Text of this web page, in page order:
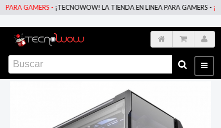
GAMERS -¡TECNOWOW! LA TIENDA EN LINEA PARA GAMERS -